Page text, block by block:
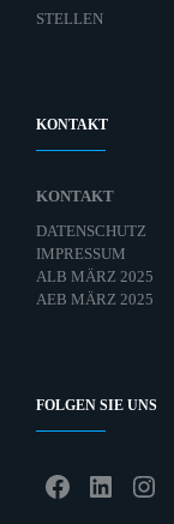
STELLEN
KONTAKT
KONTAKT
DATENSCHUTZ
IMPRESSUM
ALB MÄRZ 2025
AEB MÄRZ 2025
FOLGEN SIE UNS
Facebook